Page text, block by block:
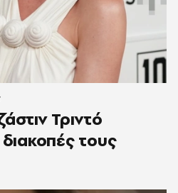
Τριντό
τους